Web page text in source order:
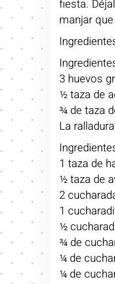
fiesta.
manjar
3 huevos
½ taza de
¾ de taza
La
1 taza de
½ taza de
2
1
½
¾ de
¼ de
¼ de